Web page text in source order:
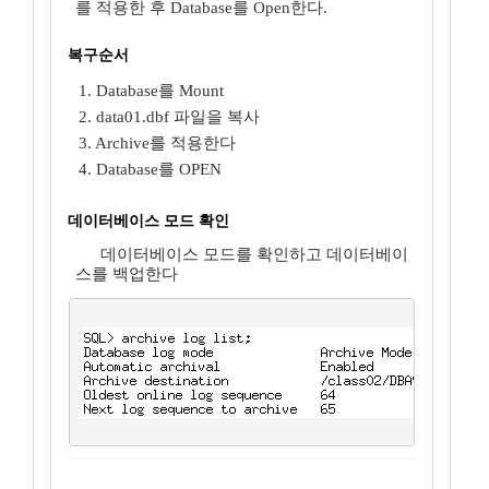
를 적용한 후 Database를 Open한다.
복구순서
1. Database를 Mount
2. data01.dbf 파일을 복사
3. Archive를 적용한다
4. Database를 OPEN
데이터베이스 모드 확인
데이터베이스 모드를 확인하고 데이터베이
스를 백업한다